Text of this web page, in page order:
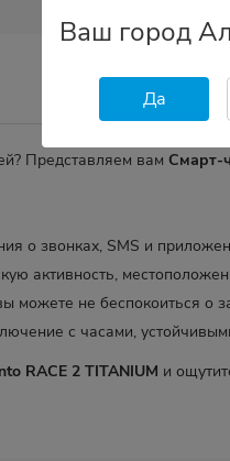
Представляем вам Смарт-
о звонках, SMS и
активность,
можете не беспокоиться о
с часами,
RACE 2 TITANIUM и
Ваш город
Да